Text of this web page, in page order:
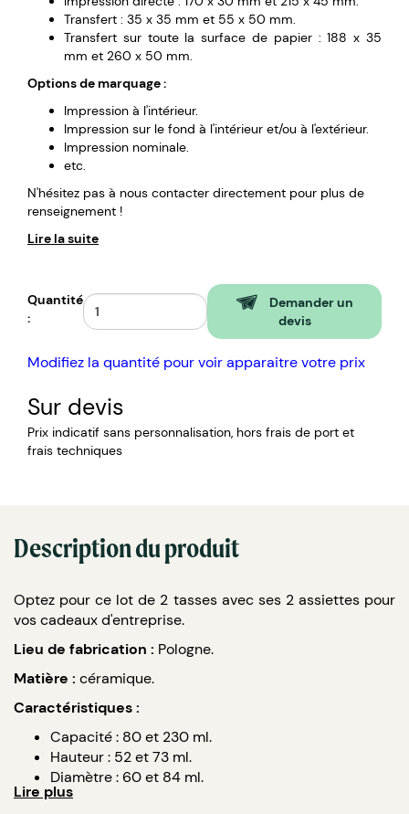
Transfert : 35 x 35 mm et 55 x 50 mm.
Transfert sur toute la surface de papier : 188 x 35
mm et 260 x 50 mm.
Options de marquage :
Impression à l'intérieur.
Impression sur le fond à l'intérieur et/ou à l'extérieur.
Impression nominale.
etc.
N'hésitez pas à nous contacter directement pour plus de
renseignement !
Lire la suite
Quantité
:
Demander un
devis
Modifiez la quantité pour voir apparaitre votre prix
Sur devis
Prix indicatif sans personnalisation, hors frais de port et
frais techniques
Description du produit
Optez pour ce lot de 2 tasses avec ses 2 assiettes pour
vos cadeaux d'entreprise.
Lieu de fabrication : Pologne.
Matière : céramique.
Caractéristiques :
Capacité : 80 et 230 ml.
Hauteur : 52 et 73 ml.
Diamètre : 60 et 84 ml.
Couleur : blanc.
Lire plus